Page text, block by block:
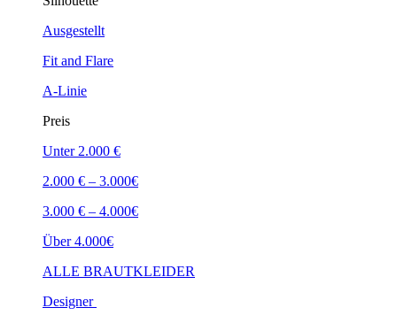
Ausgestellt
Fit and Flare
A-Linie
Preis
Unter 2.000 €
2.000 € – 3.000€
3.000 € – 4.000€
Über 4.000€
ALLE BRAUTKLEIDER
Designer